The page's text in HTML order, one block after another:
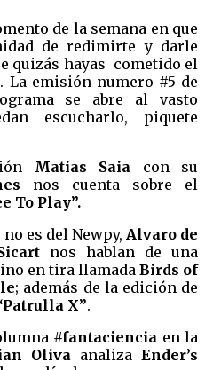
de la semana en que
de redimirte y darle
quizás hayas cometido el
La emisión numero #5 de
se abre al vasto
escucharlo, piquete
Matias Saia con su
nos cuenta sobre el
To Play”.
es del Newpy, Alvaro de
nos hablan de una
en tira llamada Birds of
; además de la edición de
X”.
#fantaciencia en la
Oliva analizaEnder’s